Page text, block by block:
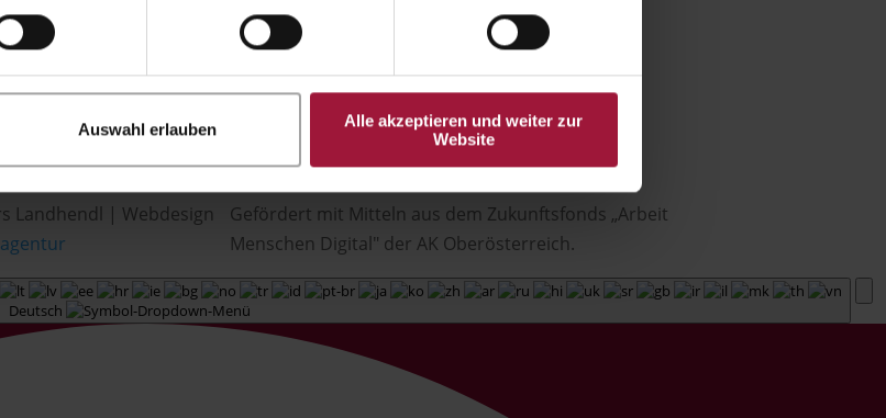
Auswahl erlauben
Alle akzeptieren und weiter zur
Website
Landhendl | Webdesign
Gefördert mit Mitteln aus dem Zukunftsfonds „Arbeit
Menschen Digital" der AK Oberösterreich.
Deutsch